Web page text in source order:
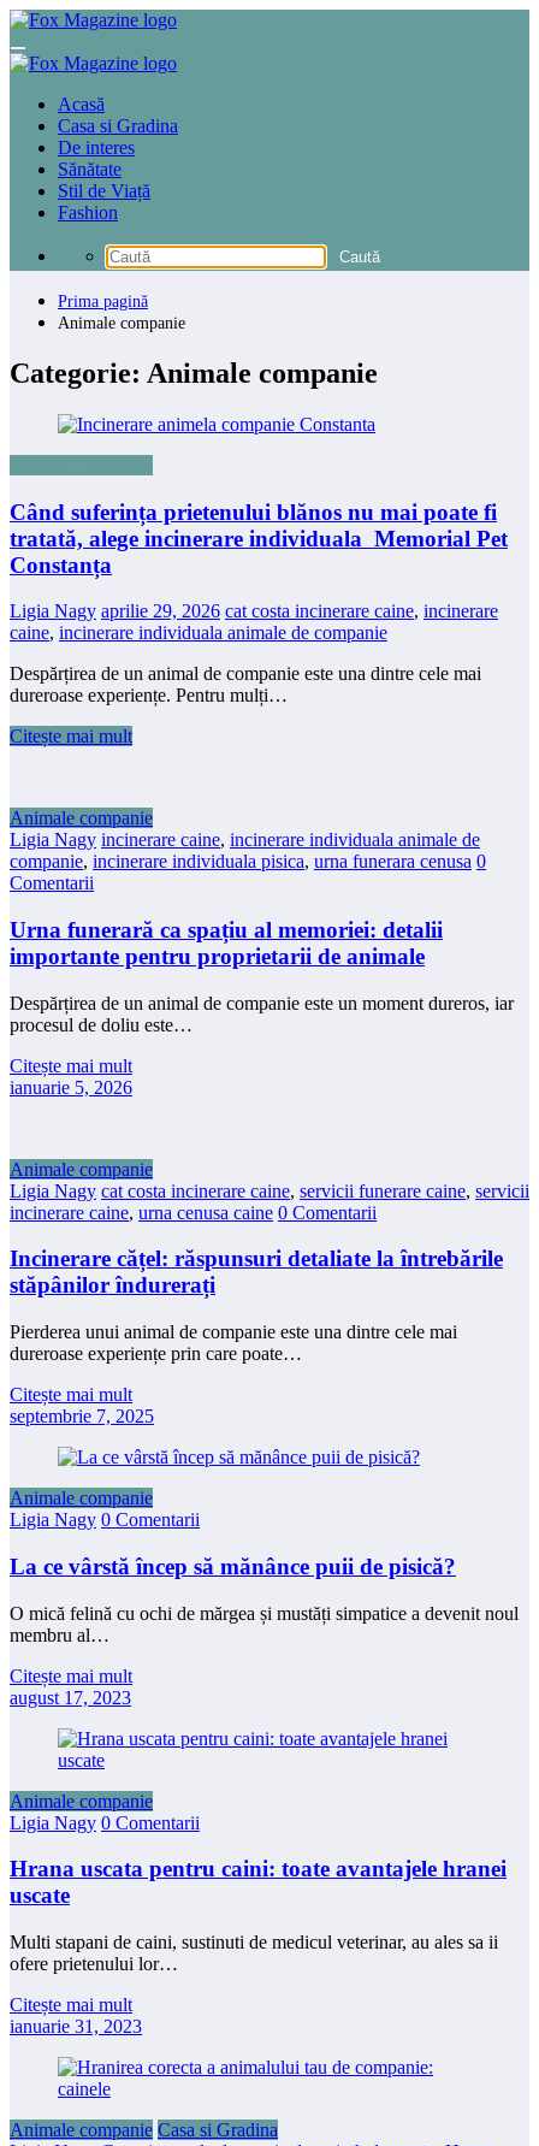
Sari
conținut
Acasă
Casa si Gradina
De interes
Sănătate
Stil de Viață
Fashion
Prima pagină
Animale companie
Categorie: Animale companie
Când suferința prietenului blănos nu mai poate fi
tratată, alege incinerare individuala Memorial Pet
Constanța
Ligia Nagy aprilie 29, 2026 cat costa incinerare caine, incinerare
caine, incinerare individuala animale de companie
Despărțirea de un animal de companie este una dintre cele mai
dureroase experiențe. Pentru mulți…
Citește mai mult
Animale companie
Ligia Nagy incinerare caine, incinerare individuala animale de
companie, incinerare individuala pisica, urna funerara cenusa 0
Comentarii
Urna funerară ca spațiu al memoriei: detalii
importante pentru proprietarii de animale
Despărțirea de un animal de companie este un moment dureros, iar
procesul de doliu este…
Citește mai mult
ianuarie 5, 2026
Animale companie
Ligia Nagy cat costa incinerare caine, servicii funerare caine, servicii
incinerare caine, urna cenusa caine 0 Comentarii
Incinerare cățel: răspunsuri detaliate la întrebările
stăpânilor îndurerați
Pierderea unui animal de companie este una dintre cele mai
dureroase experiențe prin care poate…
Citește mai mult
septembrie 7, 2025
Animale companie
Ligia Nagy 0 Comentarii
La ce vârstă încep să mănânce puii de pisică?
O mică felină cu ochi de mărgea și mustăți simpatice a devenit noul
membru al…
Citește mai mult
august 17, 2023
Animale companie
Ligia Nagy 0 Comentarii
Hrana uscata pentru caini: toate avantajele hranei
uscate
Multi stapani de caini, sustinuti de medicul veterinar, au ales sa ii
ofere prietenului lor…
Citește mai mult
ianuarie 31, 2023
Animale companie Casa si Gradina